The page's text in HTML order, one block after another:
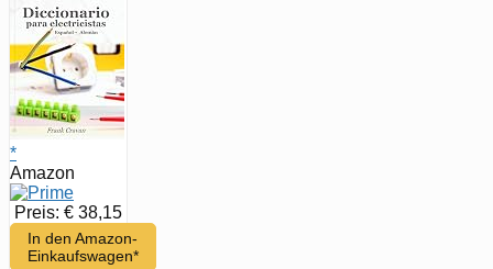
*
Amazon
Preis: € 38,15
In den Amazon-
Einkaufswagen*